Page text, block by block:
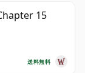
15
送料無料